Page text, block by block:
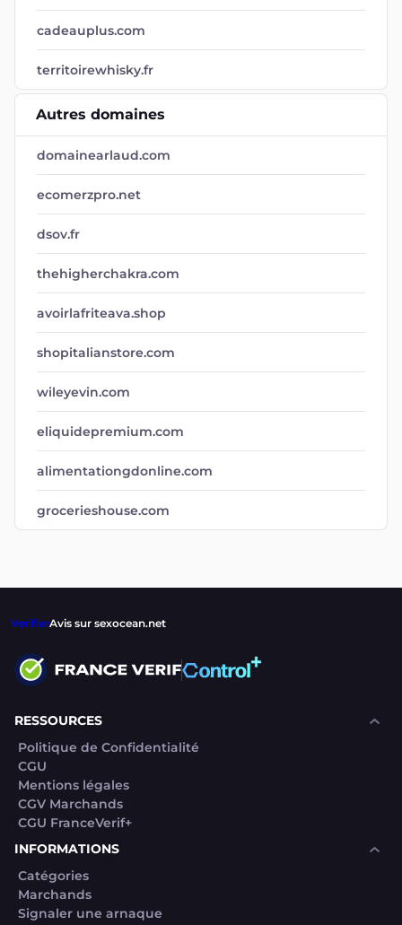
cadeauplus.com
territoirewhisky.fr
Autres domaines
domainearlaud.com
ecomerzpro.net
dsov.fr
thehigherchakra.com
avoirlafriteava.shop
shopitalianstore.com
wileyevin.com
eliquidepremium.com
alimentationgdonline.com
grocerieshouse.com
VerifierAvis sur sexocean.net
RESSOURCES
Politique de Confidentialité
CGU
Mentions légales
CGV Marchands
CGU FranceVerif+
INFORMATIONS
Catégories
Marchands
Signaler une arnaque